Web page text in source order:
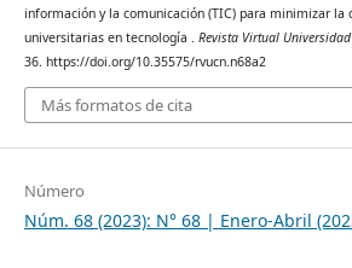
información y la comunicación (TIC) para minimizar la
universitarias en tecnología . Revista Virtual
36. https://doi.org/10.35575/rvucn.n68a2
Más formatos de cita
Número
Núm. 68 (2023): N° 68 | Enero-Abril